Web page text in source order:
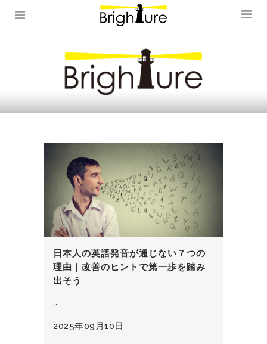
日本人の英語発音が通じない７つの
理由｜改善のヒントで第一歩を踏み
出そう
...
2025年09月10日